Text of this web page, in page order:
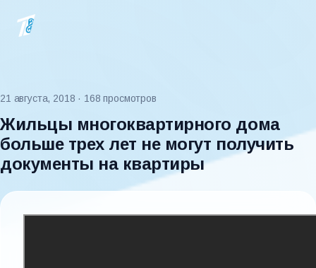
21 августа, 2018 · 168 просмотров
Жильцы многоквартирного дома
больше трех лет не могут получить
документы на квартиры